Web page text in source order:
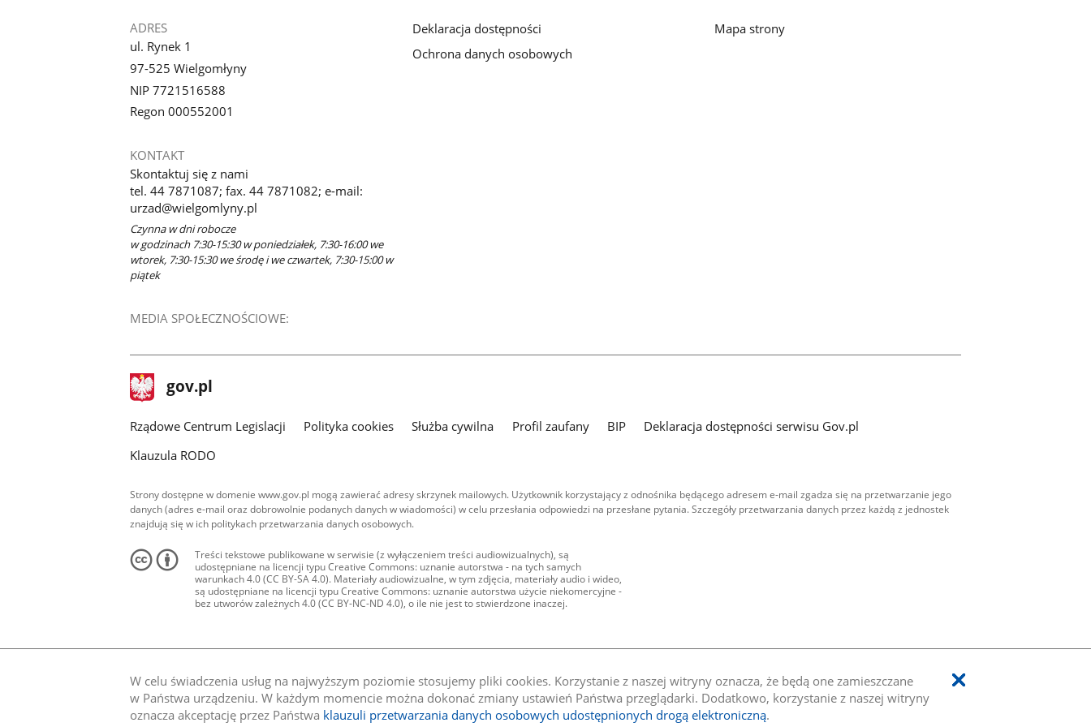
W celu świadczenia usług na najwyższym poziomie stosujemy pliki cookies. Korzystanie z naszej witryny oznacza, że będą one zamieszczane
w Państwa urządzeniu. W każdym momencie można dokonać zmiany ustawień Państwa przeglądarki. Dodatkowo, korzystanie z naszej witryny
oznacza akceptację przez Państwa klauzuli przetwarzania danych osobowych udostępnionych drogą elektroniczną.
ADRES
ul. Rynek 1
97-525 Wielgomłyny
NIP 7721516588
Regon 000552001
KONTAKT
Skontaktuj się z nami
tel. 44 7871087; fax. 44 7871082; e-mail:
urzad@wielgomlyny.pl
Czynna w dni robocze
w godzinach 7:30-15:30 w poniedziałek, 7:30-16:00 we
wtorek, 7:30-15:30 we środę i we czwartek, 7:30-15:00 w
piątek
MEDIA SPOŁECZNOŚCIOWE:
Deklaracja dostępności
Ochrona danych osobowych
Mapa strony
stopka
gov.pl Strona
gov.pl
Rządowe Centrum Legislacji Polityka cookies Służba cywilna Profil zaufany BIP
Deklaracja dostępności serwisu Gov.pl
Klauzula RODO
Strony dostępne w domenie www.gov.pl mogą zawierać adresy skrzynek mailowych. Użytkownik korzystający z odnośnika będącego adresem e-mail zgadza się na przetwarzanie jego
danych (adres e-mail oraz dobrowolnie podanych danych w wiadomości) w celu przesłania odpowiedzi na przesłane pytania. Szczegóły przetwarzania danych przez każdą z jednostek
znajdują się w ich politykach przetwarzania danych osobowych.
Treści tekstowe publikowane w serwisie (z wyłączeniem treści audiowizualnych), są
udostępniane na licencji typu Creative Commons: uznanie autorstwa - na tych samych
warunkach 4.0 (CC BY-SA 4.0). Materiały audiowizualne, w tym zdjęcia, materiały audio i wideo,
są udostępniane na licencji typu Creative Commons: uznanie autorstwa użycie niekomercyjne -
bez utworów zależnych 4.0 (CC BY-NC-ND 4.0), o ile nie jest to stwierdzone inaczej.